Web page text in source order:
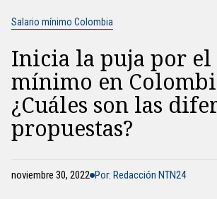
Salario mínimo Colombia
Inicia la puja por el
mínimo en
¿Cuáles son las
propuestas?
noviembre 30, 2022 Por: Redacción NTN24